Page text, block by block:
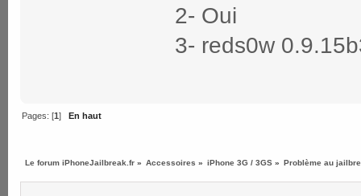
2- Oui
3- reds0w
Pages: [1] En haut
Le forum iPhoneJailbreak.fr » Accessoires » iPhone 3G / 3GS » Problème au